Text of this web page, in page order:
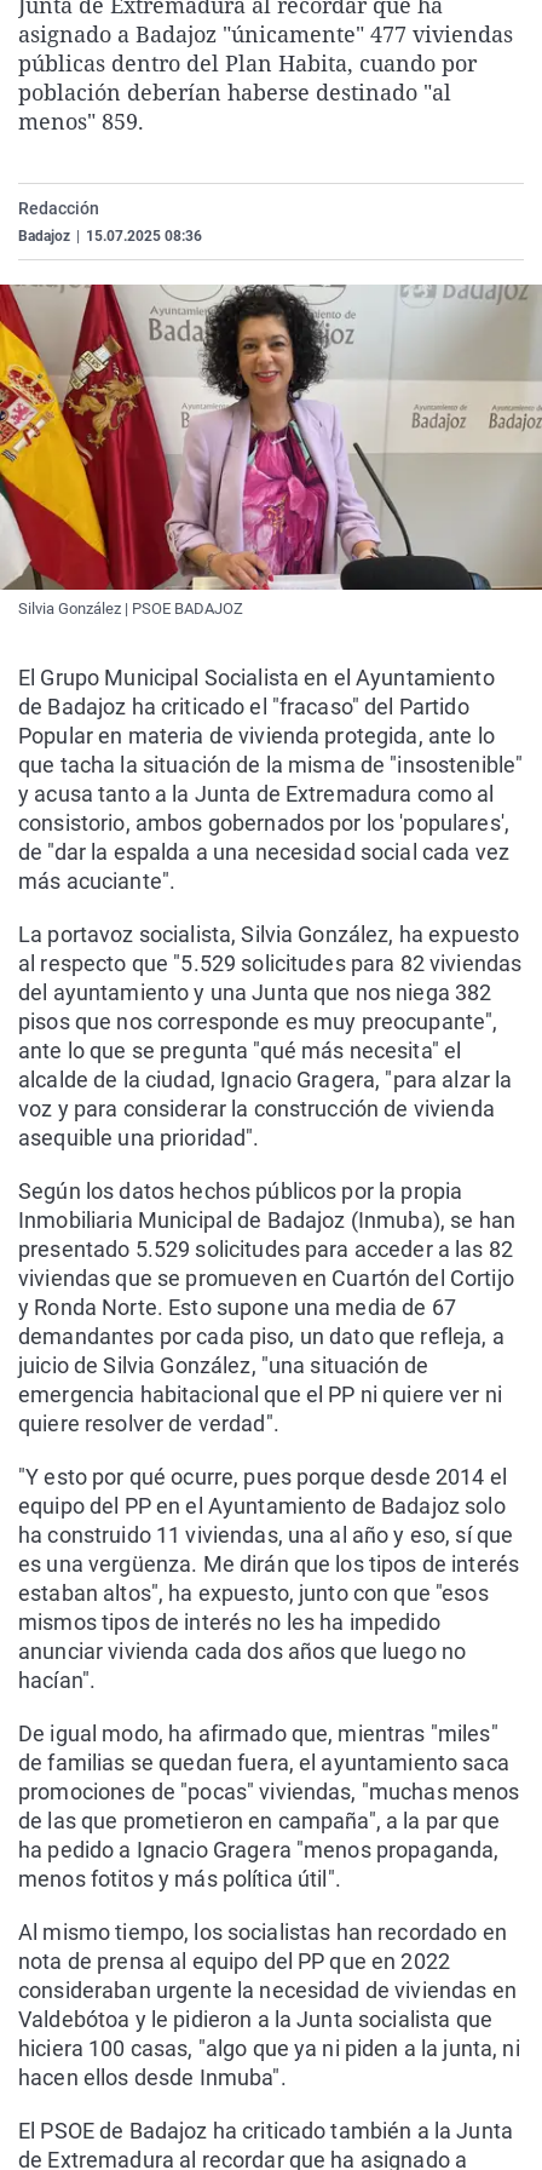
La rosa de los vientos
Gente viajera
Como el perro y el
Caso
Retornados
Equipo de
Extremadura
Galicia
La Rioja
País Vasco
Virales
Televisión
Elecciones
asignado a Badajoz "únicamente" 477 viviendas
públicas dentro del Plan Habita, cuando por
población deberían haberse destinado "al
menos" 859.
Redacción
Badajoz 15.07.2025 08:36
Silvia González | PSOE BADAJOZ
El Grupo Municipal Socialista en el Ayuntamiento
de Badajoz ha criticado el "fracaso" del Partido
Popular en materia de vivienda protegida, ante lo
que tacha la situación de la misma de "insostenible"
y acusa tanto a la Junta de Extremadura como al
consistorio, ambos gobernados por los 'populares',
de "dar la espalda a una necesidad social cada vez
más acuciante".
La portavoz socialista, Silvia González, ha expuesto
al respecto que "5.529 solicitudes para 82 viviendas
del ayuntamiento y una Junta que nos niega 382
pisos que nos corresponde es muy preocupante",
ante lo que se pregunta "qué más necesita" el
alcalde de la ciudad, Ignacio Gragera, "para alzar la
voz y para considerar la construcción de vivienda
asequible una prioridad".
Según los datos hechos públicos por la propia
Inmobiliaria Municipal de Badajoz (Inmuba), se han
presentado 5.529 solicitudes para acceder a las 82
viviendas que se promueven en Cuartón del Cortijo
y Ronda Norte. Esto supone una media de 67
demandantes por cada piso, un dato que refleja, a
juicio de Silvia González, "una situación de
emergencia habitacional que el PP ni quiere ver ni
quiere resolver de verdad".
"Y esto por qué ocurre, pues porque desde 2014 el
equipo del PP en el Ayuntamiento de Badajoz solo
ha construido 11 viviendas, una al año y eso, sí que
es una vergüenza. Me dirán que los tipos de interés
estaban altos", ha expuesto, junto con que "esos
mismos tipos de interés no les ha impedido
anunciar vivienda cada dos años que luego no
hacían".
De igual modo, ha afirmado que, mientras "miles"
de familias se quedan fuera, el ayuntamiento saca
promociones de "pocas" viviendas, "muchas menos
de las que prometieron en campaña", a la par que
ha pedido a Ignacio Gragera "menos propaganda,
menos fotitos y más política útil".
Al mismo tiempo, los socialistas han recordado en
nota de prensa al equipo del PP que en 2022
consideraban urgente la necesidad de viviendas en
Valdebótoa y le pidieron a la Junta socialista que
hiciera 100 casas, "algo que ya ni piden a la junta, ni
hacen ellos desde Inmuba".
El PSOE de Badajoz ha criticado también a la Junta
de Extremadura al recordar que ha asignado a